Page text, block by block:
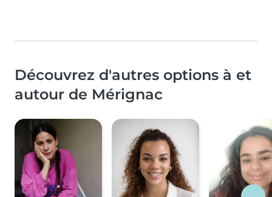
Découvrez d'autres options à et
autour de Mérignac